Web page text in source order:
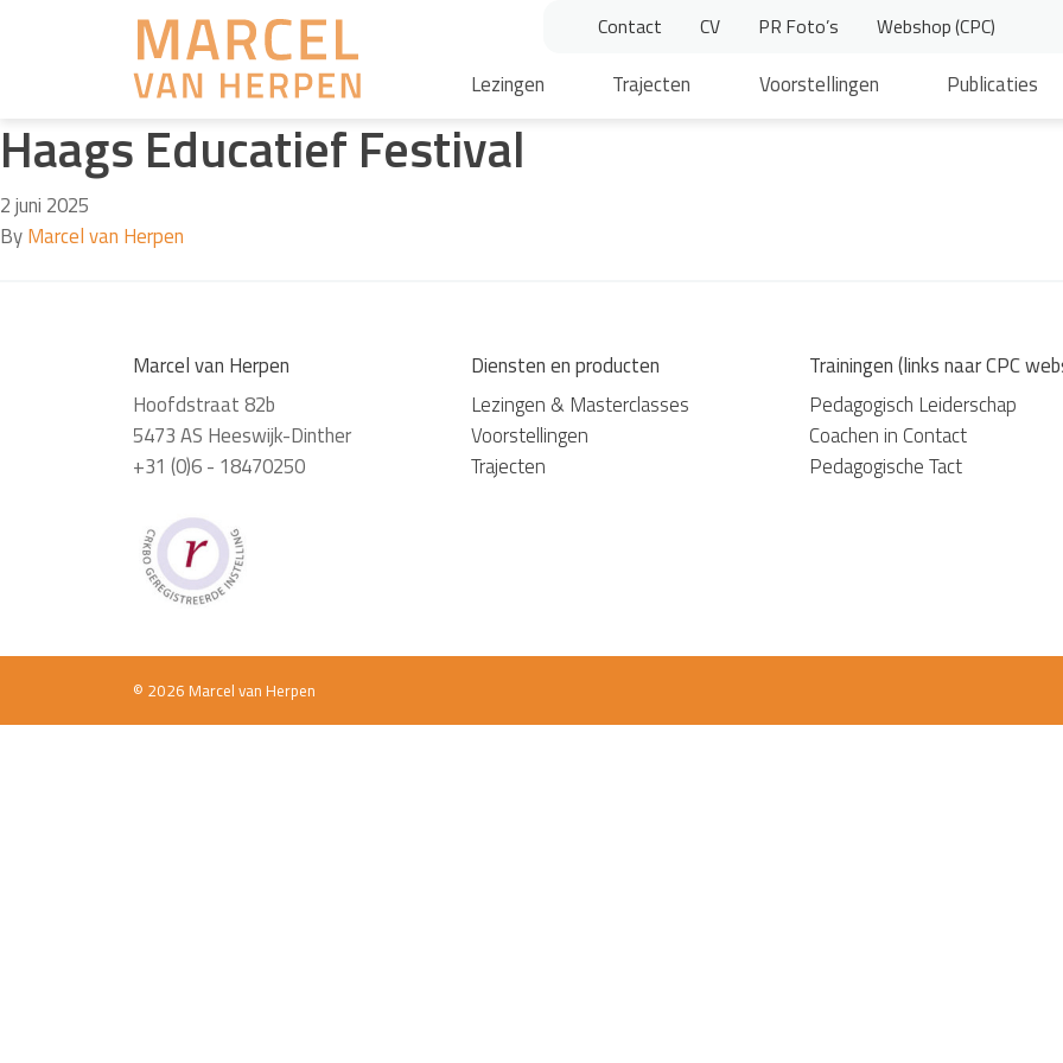
Contact CV PR Foto’s Webshop (CPC)
Lezingen Trajecten Voorstellingen Publicaties
Haags Educatief Festival
2 juni 2025
ByMarcel van Herpen
Marcel van Herpen
Hoofdstraat 82b
5473 AS Heeswijk-Dinther
+31 (0)6 - 18470250
Diensten en producten
Lezingen & Masterclasses
Voorstellingen
Trajecten
Trainingen (links naar CPC
Pedagogisch Leiderschap
Coachen in Contact
Pedagogische Tact
© 2026 Marcel van Herpen